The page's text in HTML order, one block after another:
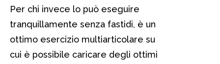
Per chi invece lo può eseguire
tranquillamente senza fastidi, è un
ottimo esercizio multiarticolare su
cui è possibile caricare degli ottimi